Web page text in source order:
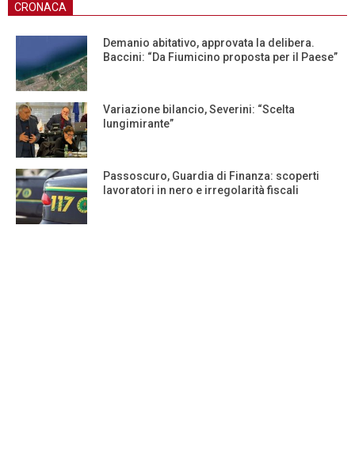
CRONACA
Demanio abitativo, approvata la delibera.
Baccini: “Da Fiumicino proposta per il Paese”
Variazione bilancio, Severini: “Scelta
lungimirante”
Passoscuro, Guardia di Finanza: scoperti
lavoratori in nero e irregolarità fiscali